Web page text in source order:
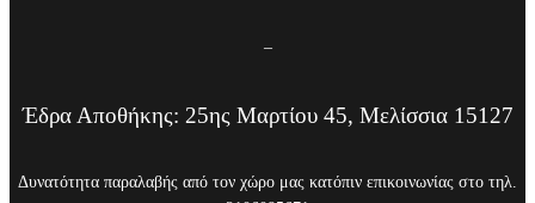
–
Έδρα Αποθήκης: 25ης Μαρτίου 45, Μελίσσια 15127
Δυνατότητα παραλαβής από τον χώρο μας κατόπιν επικοινωνίας στο τηλ.